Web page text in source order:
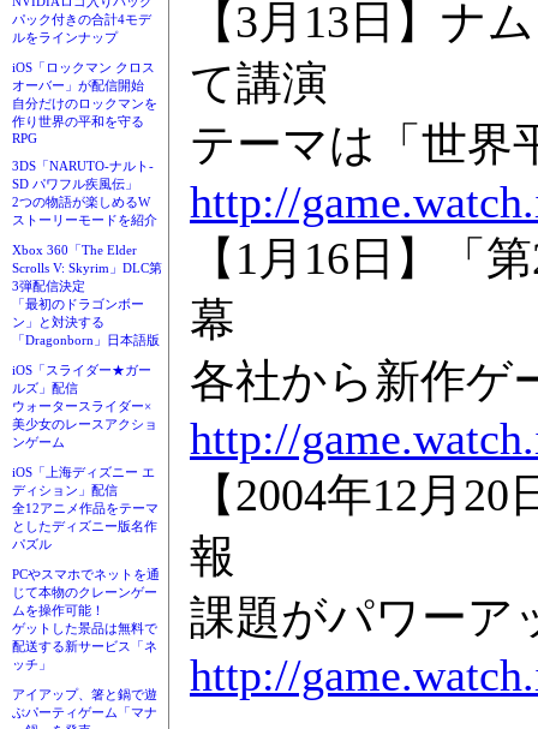
パック付きの合計4モデ
ルをラインナップ
iOS「ロックマン クロス
オーバー」が配信開始
自分だけのロックマンを
作り世界の平和を守る
RPG
3DS「NARUTO-ナルト-
SD パワフル疾風伝」
2つの物語が楽しめるW
ストーリーモードを紹介
Xbox 360「The Elder
Scrolls V: Skyrim」DLC第
3弾配信決定
「最初のドラゴンボー
ン」と対決する
「Dragonborn」日本語版
iOS「スライダー★ガー
ルズ」配信
ウォータースライダー×
美少女のレースアクショ
ンゲーム
iOS「上海ディズニー エ
ディション」配信
全12アニメ作品をテーマ
としたディズニー版名作
パズル
PCやスマホでネットを通
じて本物のクレーンゲー
ムを操作可能！
ゲットした景品は無料で
配送する新サービス「ネ
ッチ」
アイアップ、箸と鍋で遊
ぶパーティゲーム「マナ
【3月13日】ナ
て講演
テーマは「世界
http://
【1月16日】「
幕
各社から新作ゲ
http://
【2004年12月
報
課題がパワーア
http://